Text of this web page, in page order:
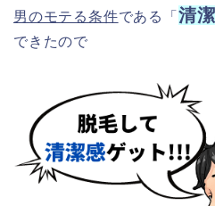
男のモテる条件である「 清
できたので